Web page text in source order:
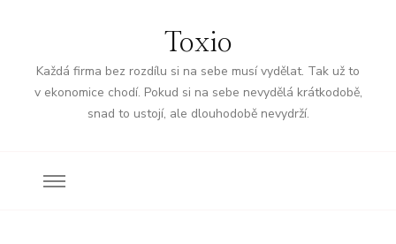
Toxio
Každá firma bez rozdílu si na sebe musí vydělat. Tak už to
v ekonomice chodí. Pokud si na sebe nevydělá krátkodobě,
snad to ustojí, ale dlouhodobě nevydrží.